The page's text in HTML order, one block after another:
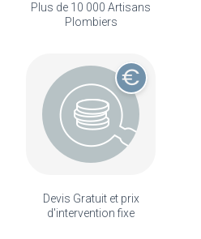
Plus de 10 000 Artisans
Plombiers
Devis Gratuit et prix
d'intervention fixe